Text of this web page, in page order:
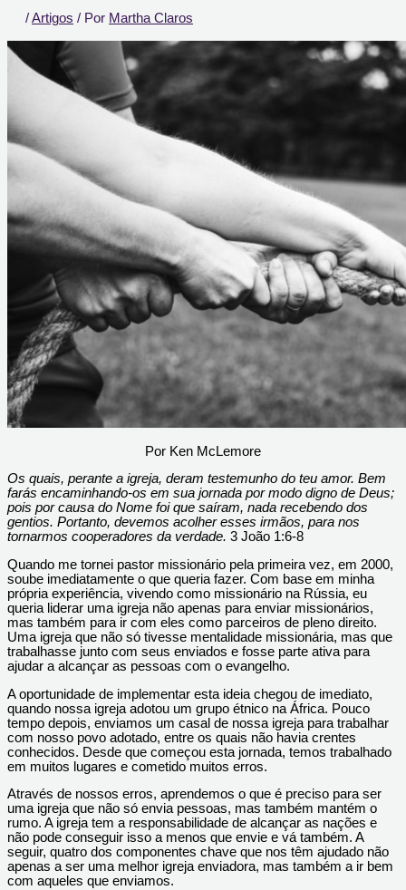
/Artigos / Por Martha Claros
Por Ken McLemore
Os quais, perante a igreja, deram testemunho do teu amor. Bem
farás encaminhando-os em sua jornada por modo digno de Deus;
pois por causa do Nome foi que saíram, nada recebendo dos
gentios. Portanto, devemos acolher esses irmãos, para nos
tornarmos cooperadores da verdade. 3 João 1:6-8
Quando me tornei pastor missionário pela primeira vez, em 2000,
soube imediatamente o que queria fazer. Com base em minha
própria experiência, vivendo como missionário na Rússia, eu
queria liderar uma igreja não apenas para enviar missionários,
mas também para ir com eles como parceiros de pleno direito.
Uma igreja que não só tivesse mentalidade missionária, mas que
trabalhasse junto com seus enviados e fosse parte ativa para
ajudar a alcançar as pessoas com o evangelho.
A oportunidade de implementar esta ideia chegou de imediato,
quando nossa igreja adotou um grupo étnico na África. Pouco
tempo depois, enviamos um casal de nossa igreja para trabalhar
com nosso povo adotado, entre os quais não havia crentes
conhecidos. Desde que começou esta jornada, temos trabalhado
em muitos lugares e cometido muitos erros.
Através de nossos erros, aprendemos o que é preciso para ser
uma igreja que não só envia pessoas, mas também mantém o
rumo. A igreja tem a responsabilidade de alcançar as nações e
não pode conseguir isso a menos que envie e vá também. A
seguir, quatro dos componentes chave que nos têm ajudado não
apenas a ser uma melhor igreja enviadora, mas também a ir bem
com aqueles que enviamos.